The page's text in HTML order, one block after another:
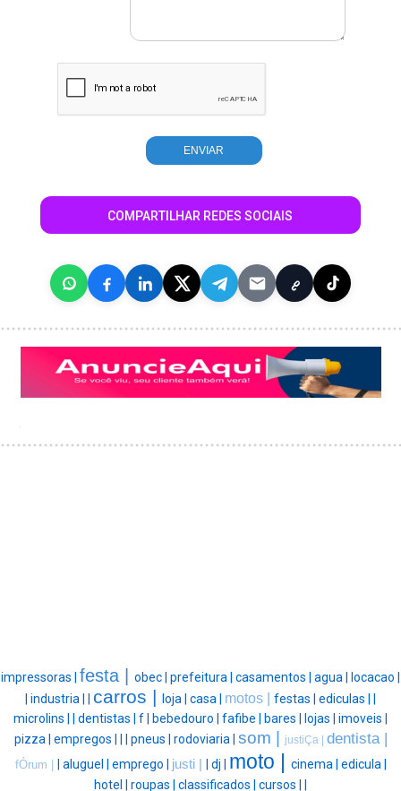
COMPARTILHAR REDES SOCIAIS
impressoras | festa | obec | prefeitura | casamentos | agua | locacao |
| industria | | carros | loja | casa | motos | festas | ediculas | |
microlins | | dentistas | f | bebedouro | fafibe | bares | lojas | imoveis |
pizza | empregos | | | pneus | rodoviaria | som | justiÇa | dentista |
fÓrum | | aluguel | emprego | justi | | dj | moto | cinema | edicula |
hotel | roupas | classificados | cursos | |